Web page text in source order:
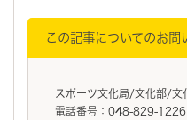
この記事についてのお問
スポーツ文化局/文化部/
電話番号：048-829-